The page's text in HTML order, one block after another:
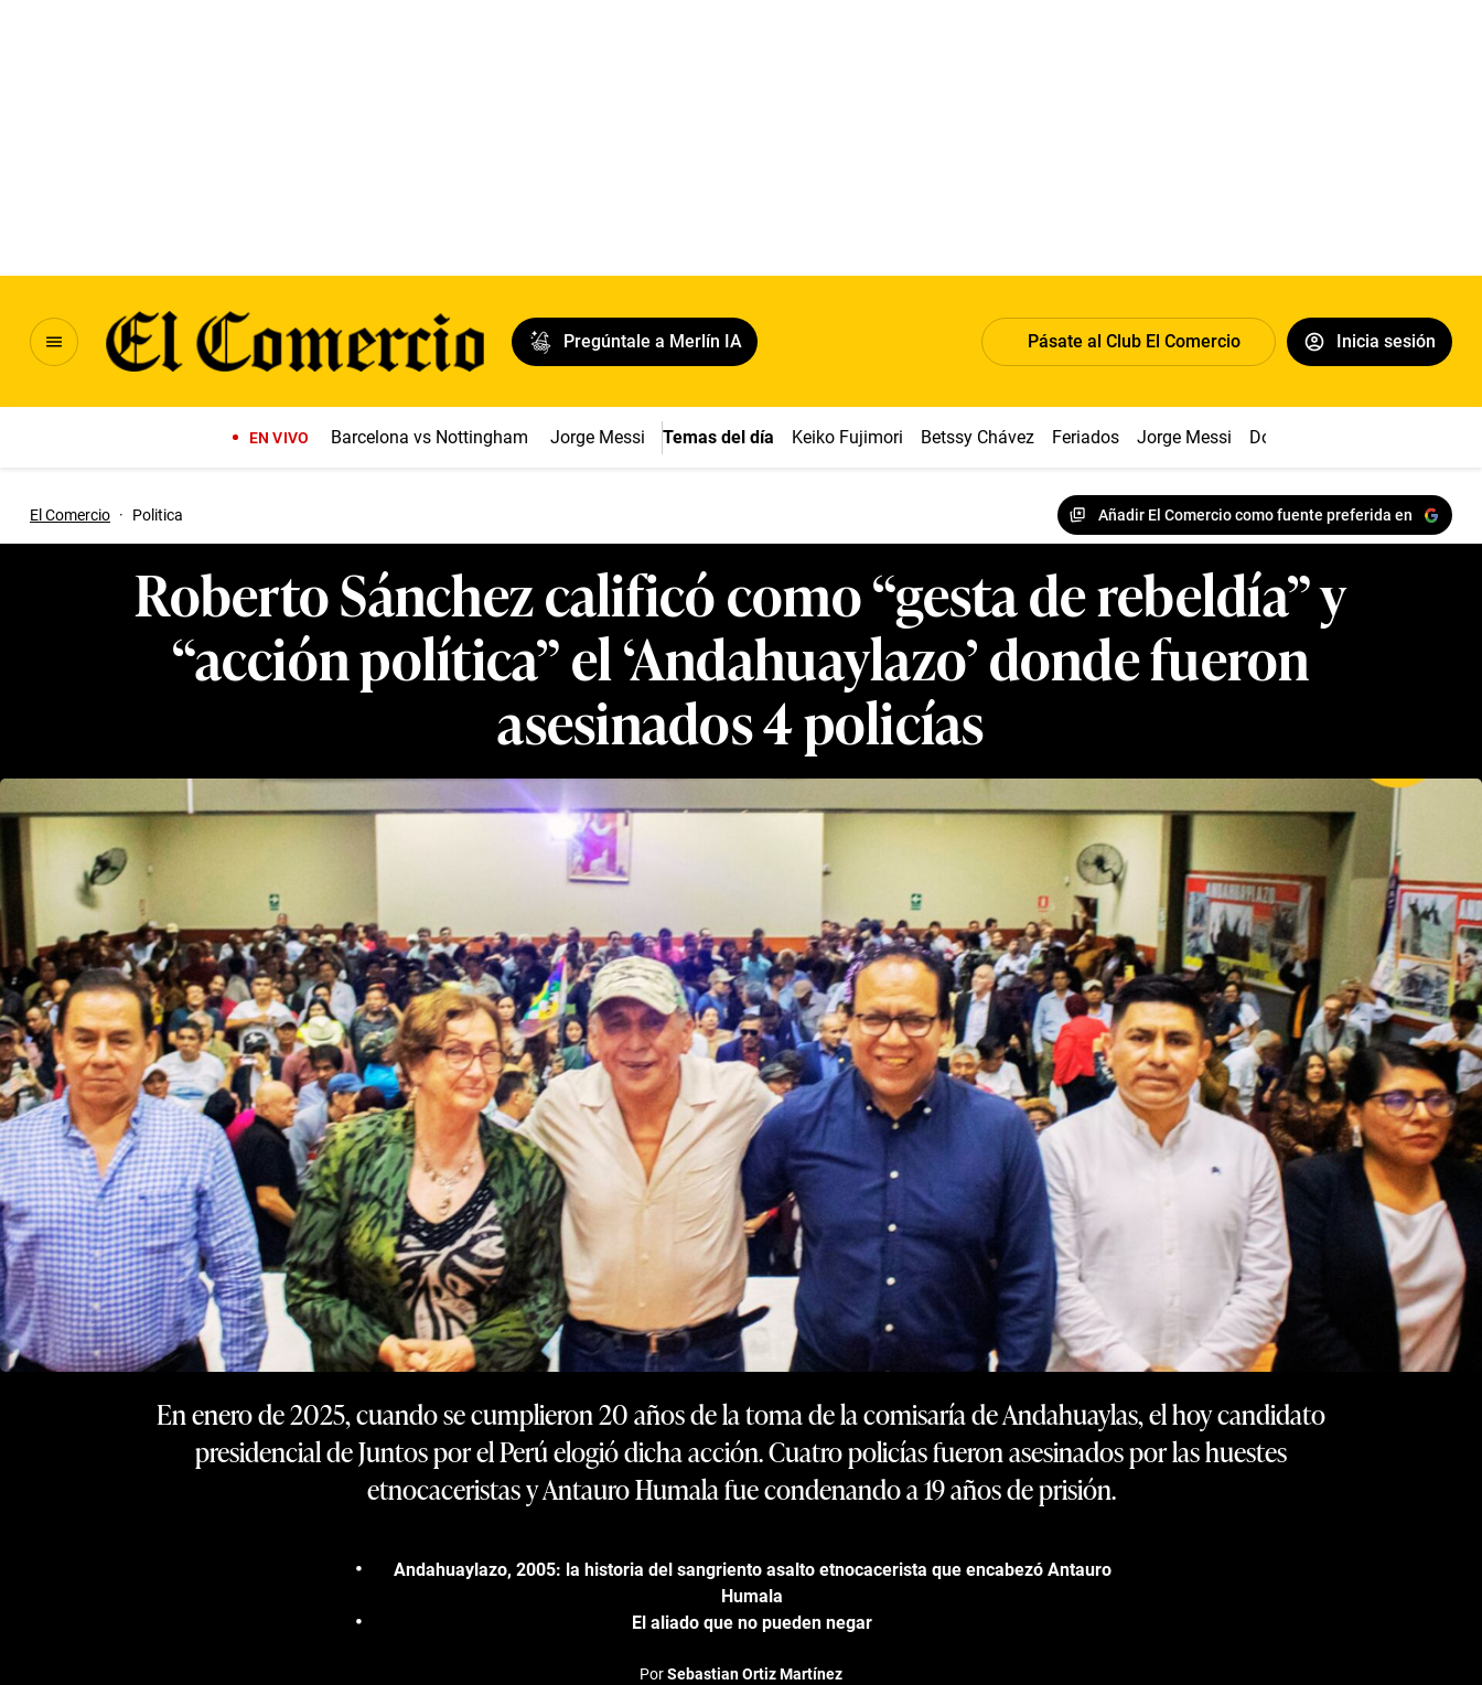
Pregúntale a Merlín IA Pásate al Club El Comercio Inicia sesión
EN VIVO Barcelona vs Nottingham Jorge Messi Temas del día Keiko Fujimori Betssy Chávez Feriados Jorge Messi Dólar
El Comercio · Politica Añadir El Comercio como fuente preferida en
Roberto Sánchez calificó como “gesta de rebeldía” y
“acción política” el ‘Andahuaylazo’ donde fueron
asesinados 4 policías
En enero de 2025, cuando se cumplieron 20 años de la toma de la comisaría de Andahuaylas, el hoy candidato
presidencial de Juntos por el Perú elogió dicha acción. Cuatro policías fueron asesinados por las huestes
etnocaceristas y Antauro Humala fue condenando a 19 años de prisión.
Andahuaylazo, 2005: la historia del sangriento asalto etnocacerista que encabezó Antauro
Humala
El aliado que no pueden negar
PorSebastian Ortiz Martínez